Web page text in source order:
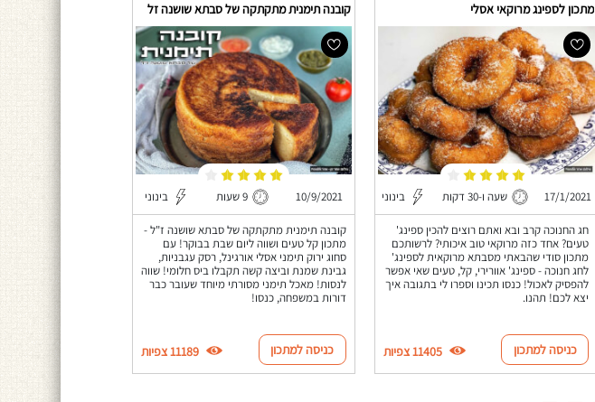
מתכון לספינג מרוקאי אסלי
17/1/2021 שעה ו-30 דקות בינוני
חג החנוכה קרב ובא ואתם רוצים להכין ספינג'
טעים? אחד כזה מרוקאי טוב איכותי? לרשותכם
מתכון סודי שהבאתי מסבתא מרוקאית לספינג'
לחג חנוכה - ספינג' אוורירי, קל, טעים שאי אפשר
להפסיק לאכול! כנסו תכינו וספרו לי בתגובה איך
יצא לכם! תהנו.
כניסה למתכון 11405 צפיות
קובנה תימנית מתקתקה של סבתא שושנה זל
10/9/2021 9 שעות בינוני
קובנה תימנית מתקתקה של סבתא שושנה ז"ל -
מתכון קל טעים ושווה ליום שבת בבוקר! עם
סחוג ירוק תימני אסלי אורגינל, רסק עגבניות,
גבינת שמנת וביצה קשה תקבלו ביס חלומי! שווה
לנסות! מאכל תימני מסורתי מיוחד שעובר כבר
דורות במשפחה, כנסו!
כניסה למתכון 11189 צפיות